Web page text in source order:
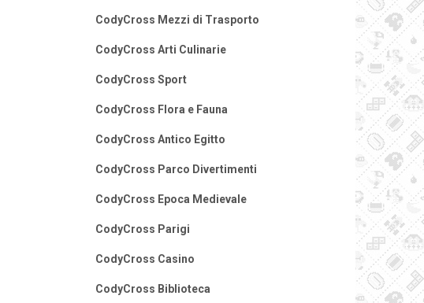
CodyCross Mezzi di Trasporto
CodyCross Arti Culinarie
CodyCross Sport
CodyCross Flora e Fauna
CodyCross Antico Egitto
CodyCross Parco Divertimenti
CodyCross Epoca Medievale
CodyCross Parigi
CodyCross Casino
CodyCross Biblioteca